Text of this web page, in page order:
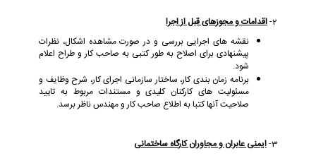
2- اقدامات و مجوزهای قبل از اجرا
نقشه های اجرایی بررسی و در صورت مشاهده اشکال، نظرات
پیشنهادی برای اصلاح به طور کتبی به صاحب کار و طراح اعلام
شود.
برنامه زمان بندی کار، ساختار سازمانی اجرای کار، شرح وظایف و
مسئولیت های کارکنان کلیدی و مستندات مربوط به تایید
صلاحیت آنها کتبا به اطلاع صاحب کار و مهندس ناظر برسد.
3- ایمنی عابران و مجاوران کارگاه ساختمانی